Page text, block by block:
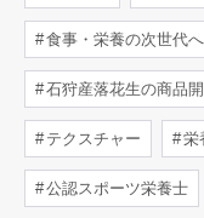
食事・栄養の次世代
石狩産落花生の商品
テクスチャー 栄
公認スポーツ栄養士